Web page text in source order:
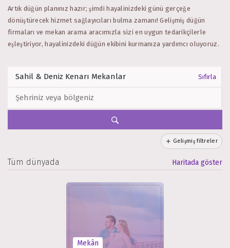
Artık düğün planınız hazır; şimdi hayalinizdeki günü gerçeğe
dönüştürecek hizmet sağlayıcıları bulma zamanı! Gelişmiş düğün
firmaları ve mekan arama aracımızla sizi en uygun tedarikçilerle
eşleştiriyor, hayalinizdeki düğün ekibini kurmanıza yardımcı oluyoruz.
Sıfırla
Gelişmiş filtreler
Tüm dünyada Haritada göster
Mekân